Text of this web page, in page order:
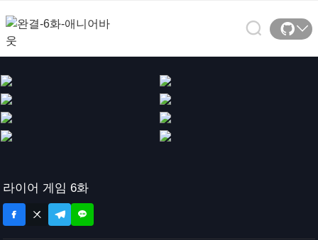
라이어 게임 6화